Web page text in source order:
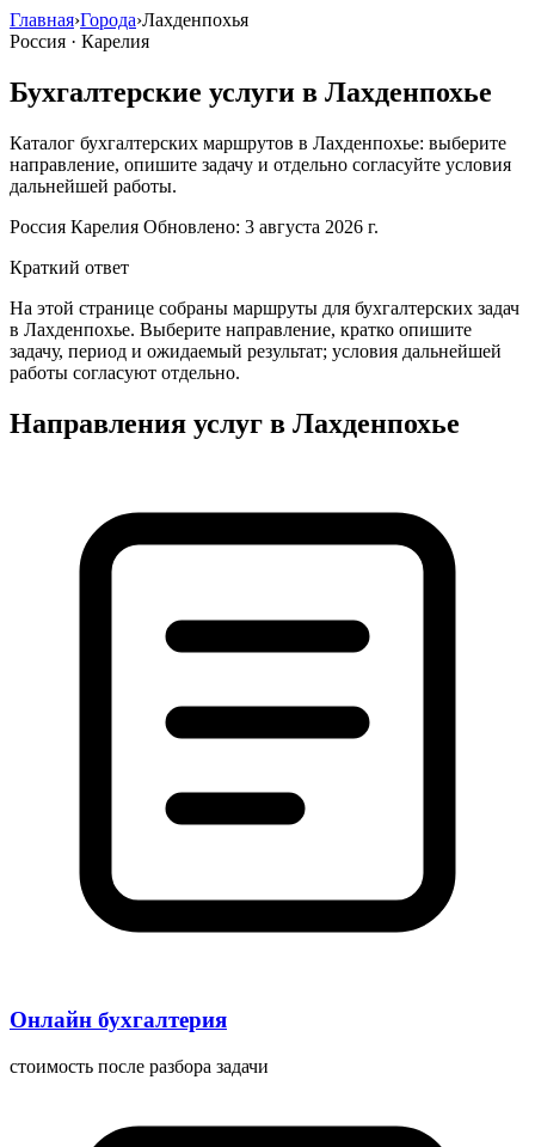
Главная›Города›Лахденпохья
Россия · Карелия
Бухгалтерские услуги в Лахденпохье
Каталог бухгалтерских маршрутов в Лахденпохье: выберите
направление, опишите задачу и отдельно согласуйте условия
дальнейшей работы.
Россия Карелия Обновлено: 3 августа 2026 г.
Краткий ответ
На этой странице собраны маршруты для бухгалтерских задач
в Лахденпохье. Выберите направление, кратко опишите
задачу, период и ожидаемый результат; условия дальнейшей
работы согласуют отдельно.
Направления услуг в Лахденпохье
Онлайн бухгалтерия
стоимость после разбора задачи